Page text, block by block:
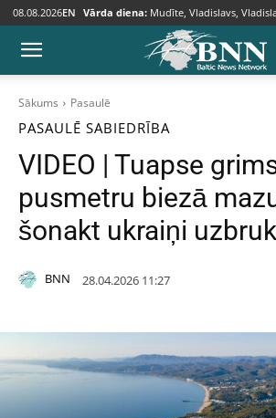
08.08.2026EN Vārda diena: Mudīte, Vladislavs,
Sākums Pasaulē
PASAULĒ SABIEDRĪBA
VIDEO | Tuapse
pusmetru biezā
šonakt ukraiņi
BNN 28.04.2026 11:27